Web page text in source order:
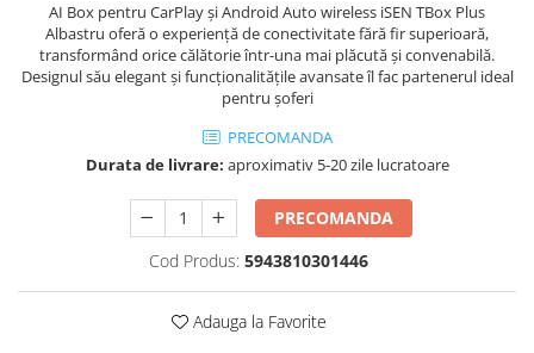
AI Box pentru CarPlay și Android Auto wireless iSEN TBox Plus
Albastru oferă o experiență de conectivitate fără fir superioară,
transformând orice călătorie într-una mai plăcută și convenabilă.
Designul său elegant și funcționalitățile avansate îl fac partenerul ideal
pentru șoferi
PRECOMANDA
Durata de livrare: aproximativ 5-20 zile lucratoare
PRECOMANDA
Cod Produs: 5943810301446
Adauga la Favorite